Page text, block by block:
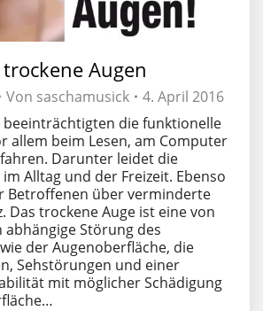
Augen
Von saschamusick
4. April 2016
beeinträchtigten die funktionelle
allem beim Lesen, am Computer
Darunter leidet die
Alltag und der Freizeit. Ebenso
Betroffenen über verminderte
Das trockene Auge ist eine von
abhängige Störung des
der Augenoberfläche, die
Sehstörungen und einer
mit möglicher Schädigung